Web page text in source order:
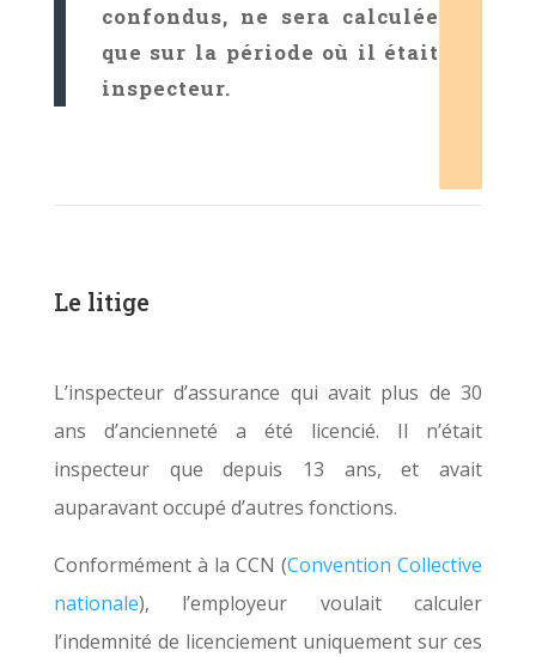
confondus, ne sera calculée
que sur la période où il était
inspecteur.
Le litige
L’inspecteur d’assurance qui avait plus de 30
ans d’ancienneté a été licencié. Il n’était
inspecteur que depuis 13 ans, et avait
auparavant occupé d’autres fonctions.
Conformément à la CCN (Convention Collective
nationale), l’employeur voulait calculer
l’indemnité de licenciement uniquement sur ces